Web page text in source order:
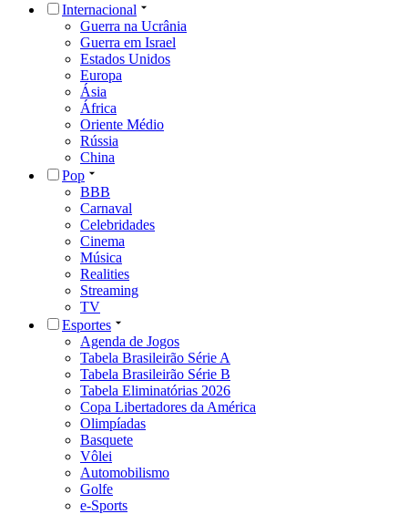
Internacional
Guerra na Ucrânia
Guerra em Israel
Estados Unidos
Europa
Ásia
África
Oriente Médio
Rússia
China
Pop
BBB
Carnaval
Celebridades
Cinema
Música
Realities
Streaming
TV
Esportes
Agenda de Jogos
Tabela Brasileirão Série A
Tabela Brasileirão Série B
Tabela Eliminatórias 2026
Copa Libertadores da América
Olimpíadas
Basquete
Vôlei
Automobilismo
Golfe
e-Sports